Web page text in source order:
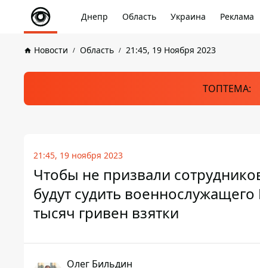
Днепр Область Украина Реклама
Новости Область 21:45, 19 Ноября 2023
ТОПТЕМА:
21:45, 19 ноября 2023
Чтобы не призвали
будут судить
тысяч гривен взятки
Олег Бильдин